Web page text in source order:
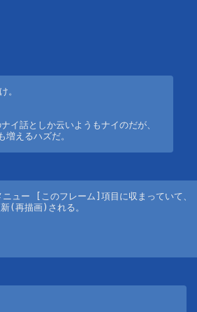
。
話としか云いようもナイのだが、
えるハズだ。
ュー [このフレーム]項目に収まっていて、
(再描画)される。